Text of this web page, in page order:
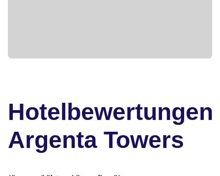
Hotelbewertungen
Argenta Towers